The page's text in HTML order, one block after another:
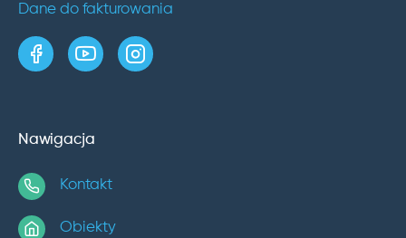
Dane do fakturowania
strona w serwisie Facebook
kanał w serwisie YouTube
profil w serwisie Instagram
Nawigacja
Kontakt
Obiekty